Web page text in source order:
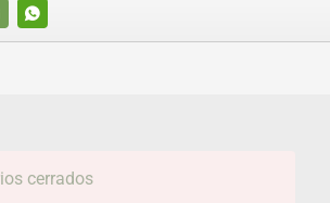
WHATSAPP
cerrados